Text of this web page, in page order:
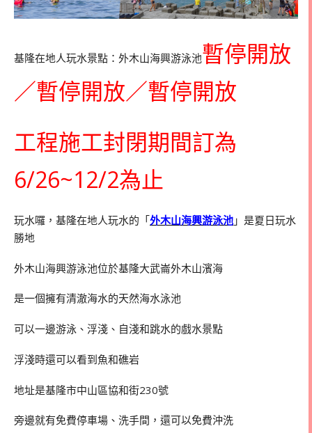
基隆在地人玩水景點：外木山海興游泳池暫停開放
／暫停開放／暫停開放
工程施工封閉期間訂為
6/26~12/2為止
玩水囉，基隆在地人玩水的「外木山海興游泳池 」是夏日玩水
勝地
外木山海興游泳池位於基隆大武崙外木山濱海
是一個擁有清澈海水的天然海水泳池
可以一邊游泳、浮淺、自淺和跳水的戲水景點
浮淺時還可以看到魚和礁岩
地址是基隆市中山區協和街230號
旁邊就有免費停車場、洗手間，還可以免費沖洗